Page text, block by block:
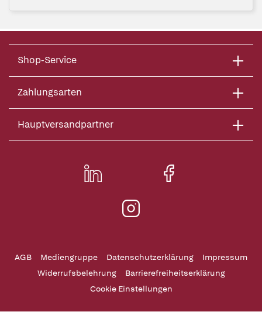
Shop-Service
Zahlungsarten
Hauptversandpartner
AGB Mediengruppe Datenschutzerklärung
Impressum
Widerrufsbelehrung
Barrierefreiheitserklärung
Cookie Einstellungen